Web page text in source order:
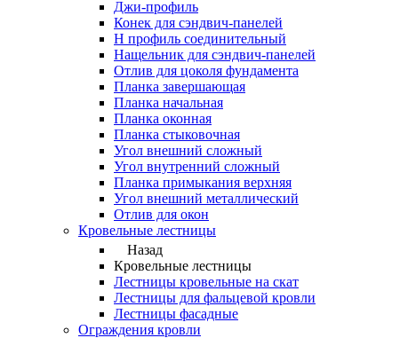
Джи-профиль
Конек для сэндвич-панелей
Н профиль соединительный
Нащельник для сэндвич-панелей
Отлив для цоколя фундамента
Планка завершающая
Планка начальная
Планка оконная
Планка стыковочная
Угол внешний сложный
Угол внутренний сложный
Планка примыкания верхняя
Угол внешний металлический
Отлив для окон
Кровельные лестницы
Назад
Кровельные лестницы
Лестницы кровельные на скат
Лестницы для фальцевой кровли
Лестницы фасадные
Ограждения кровли